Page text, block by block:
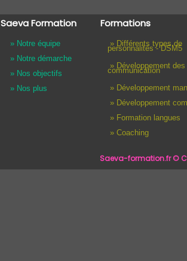
Saeva Formation
» Notre équipe
» Notre démarche
» Nos objectifs
» Nos plus
Formations
» Différents types de
personnalités - DSM5
» Développement
communication
» Développement
» Développement
» Formation langues
» Coaching
Saeva-formation.fr ©